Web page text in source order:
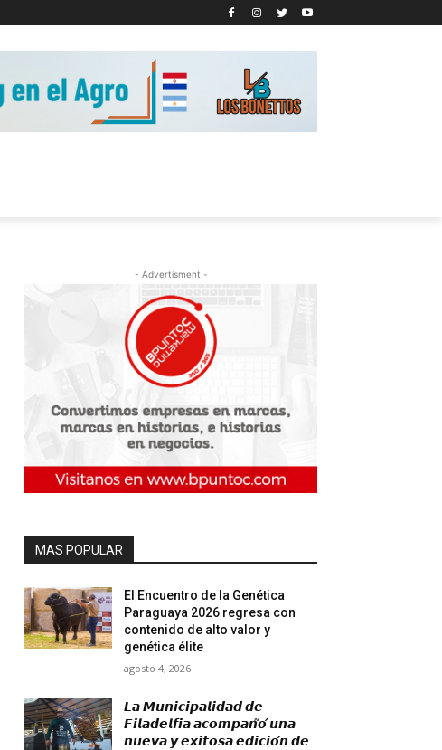
- Advertisment -
MAS POPULAR
El Encuentro de la Genética
Paraguaya 2026 regresa con
contenido de alto valor y
genética élite
agosto 4, 2026
𝙇𝙖 𝙈𝙪𝙣𝙞𝙘𝙞𝙥𝙖𝙡𝙞𝙙𝙖𝙙 𝙙𝙚
𝙁𝙞𝙡𝙖𝙙𝙚𝙡𝙛𝙞𝙖 𝙖𝙘𝙤𝙢𝙥𝙖𝙣̃𝙤́ 𝙪𝙣𝙖
𝙣𝙪𝙚𝙫𝙖 𝙮 𝙚𝙭𝙞𝙩𝙤𝙨𝙖 𝙚𝙙𝙞𝙘𝙞𝙤́𝙣 𝙙𝙚